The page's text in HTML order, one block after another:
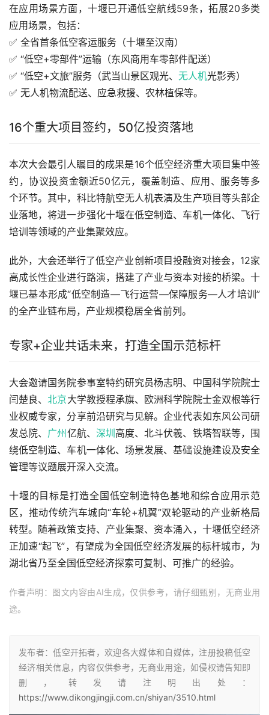
在应用场景方面，十堰已开通低空航线59条，拓展20多类
应用场景，包括：
✅ 全省首条低空客运服务（十堰至汉南）
✅ “低空+零部件”运输（东风商用车零部件配送）
✅ “低空+文旅”服务（武当山景区观光、 无人机光影秀）
✅ 无人机物流配送、应急救援、农林植保等。
16个重大项目签约，50亿投资落地
本次大会最引人瞩目的成果是16个低空经济重大项目集中签
约，协议投资金额近50亿元，覆盖制造、应用、服务等多
个环节。其中，科比特航空无人机表演及生产项目等头部企
业落地，将进一步强化十堰在低空制造、车机一体化、飞行
培训等领域的产业集聚效应。
此外，大会还举行了低空产业创新项目投融资对接会，12家
高成长性企业进行路演，搭建了产业与资本对接的桥梁。十
堰已基本形成“低空制造—飞行运营—保障服务—人才培训”
的全产业链布局，产业规模稳居全省前列。
专家+企业共话未来，打造全国示范标杆
大会邀请国务院参事室特约研究员杨志明、中国科学院院士
闫楚良、北京大学教授程承旗、欧洲科学院院士金双根等行
业权威专家，分享前沿研究与见解。企业代表如东风公司研
发总院、 广州亿航、 深圳高度、北斗伏羲、铁塔智联等，围
绕低空制造、车机一体化、场景发展、基础设施建设及安全
管理等议题展开深入交流。
十堰的目标是打造全国低空制造特色基地和综合应用示范
区，推动传统汽车城向“车轮+机翼”双轮驱动的产业新格局
转型。随着政策支持、产业集聚、资本涌入，十堰低空经济
正加速“起飞”，有望成为全国低空经济发展的标杆城市，为
湖北省乃至全国低空经济探索可复制、可推广的经验。
作者声明：图文内容由AI生成，仅供参考，请仔细甄别，无商业用
途。
发布者：低空开拓者，欢迎各大媒体和自媒体，注册投稿低空
经济相关信息，内容仅供参考，无商业用途，如侵权请告知即
删，转发请注明出处：
https://www.dikongjingji.com.cn/shiyan/3510.html